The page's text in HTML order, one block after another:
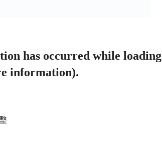
has occurred while loading
information).